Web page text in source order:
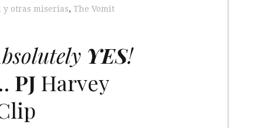
y otras miserias, The Vomit
YES!
PJ Harvey